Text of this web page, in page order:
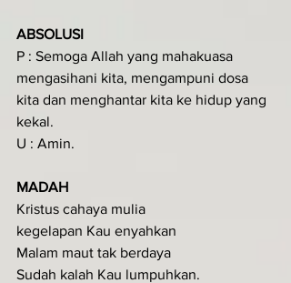
ABSOLUSI
P : Semoga Allah yang mahakuasa
mengasihani kita, mengampuni dosa
kita dan menghantar kita ke hidup yang
kekal.
U : Amin.
MADAH
Kristus cahaya mulia
kegelapan Kau enyahkan
Malam maut tak berdaya
Sudah kalah Kau lumpuhkan.